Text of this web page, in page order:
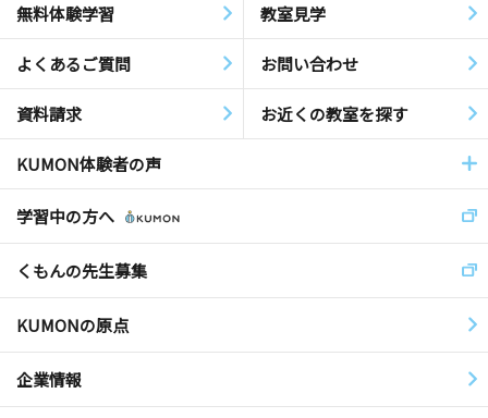
無料体験学習 教室見学
よくあるご質問 お問い合わせ
資料請求 お近くの教室を探す
KUMON体験者の声
学習中の方へ
くもんの先生募集
KUMONの原点
企業情報